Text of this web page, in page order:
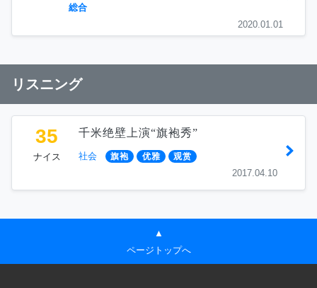
総合
2020.01.01
リスニング
35
ナイス
千米绝壁上演“旗袍秀”
社会 旗袍 优雅 观赏
2017.04.10
▲
ページトップへ